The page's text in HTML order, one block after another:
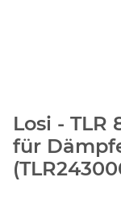
Losi - TLR
für